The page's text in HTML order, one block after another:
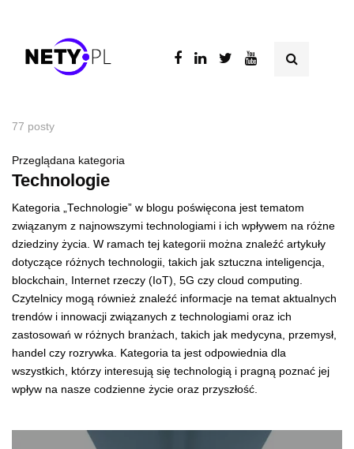
77 posty
Przeglądana kategoria
Technologie
Kategoria „Technologie” w blogu poświęcona jest tematom
związanym z najnowszymi technologiami i ich wpływem na różne
dziedziny życia. W ramach tej kategorii można znaleźć artykuły
dotyczące różnych technologii, takich jak sztuczna inteligencja,
blockchain, Internet rzeczy (IoT), 5G czy cloud computing.
Czytelnicy mogą również znaleźć informacje na temat aktualnych
trendów i innowacji związanych z technologiami oraz ich
zastosowań w różnych branżach, takich jak medycyna, przemysł,
handel czy rozrywka. Kategoria ta jest odpowiednia dla
wszystkich, którzy interesują się technologią i pragną poznać jej
wpływ na nasze codzienne życie oraz przyszłość.